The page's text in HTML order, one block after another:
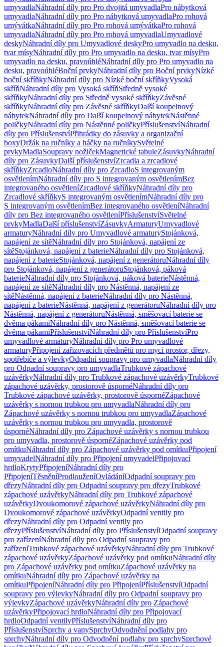
umyvadlaNáhradní díly pro Pro dvojitá umyvadlaPro nábytková
umyvadlaNáhradní díly pro Pro nábytková umyvadlaPro rohová
umývátkaNáhradní díly pro Pro rohová umývátkaPro rohová
umyvadlaNáhradní díly pro Pro rohová umyvadlaUmyvadlové
deskyNáhradní díly pro Umyvadlové deskyPro umyvadlo na desku,
tvar mísyNáhradní díly pro Pro umyvadlo na desku, tvar mísyPro
umyvadlo na desku, pravoúhléNáhradní díly pro Pro umyvadlo na
desku, pravoúhléBoční prvkyNáhradní díly pro Boční prvkyNízké
boční skříňkyNáhradní díly pro Nízké boční skříňkyVysoká
skříňNáhradní díly pro Vysoká skříňStředně vysoké
skříňkyNáhradní díly pro Středně vysoké skříňkyZávěsné
skříňkyNáhradní díly pro Závěsné skříňkyDalší koupelnový
nábytekNáhradní díly pro Další koupelnový nábytekNástěnné
poličkyNáhradní díly pro Nástěnné poličkyPříslušenstvíNáhradní
díly pro PříslušenstvíPřihrádky do zásuvky a organizační
boxyDržák na ručníky a háčky na ručníkySvětelné
prvkyMadlaSoupravy nožičekMagnetické tabuleZásuvkyNáhradní
díly pro ZásuvkyDalší příslušenstvíZrcadla a zrcadlové
skříňkyZrcadloNáhradní díly pro ZrcadloS integrovaným
osvětlenímNáhradní díly pro S integrovaným osvětlenímBez
integrovaného osvětleníZrcadlové skříňkyNáhradní díly pro
Zrcadlové skříňkyS integrovaným osvětlenímNáhradní díly pro
S integrovaným osvětlenímBez integrovaného osvětleníNáhradní
díly pro Bez integrovaného osvětleníPříslušenstvíSvětelné
prvkyMadlaDalší příslušenstvíZásuvkyArmaturyUmyvadlové
armaturyNáhradní díly pro Umyvadlové armaturyStojánková,
napájení ze sítěNáhradní díly pro Stojánková, napájení ze
sítěStojánková, napájení z baterieNáhradní díly pro Stojánková,
napájení z baterieStojánková, napájení z generátoruNáhradní díly
pro Stojánková, napájení z generátoruStojánková, páková
baterieNáhradní díly pro Stojánková, páková baterieNástěnná,
napájení ze sítěNáhradní díly pro Nástěnná, napájení ze
sítěNástěnná, napájení z baterieNáhradní díly pro Nástěnná,
napájení z baterieNástěnná, napájení z generátoruNáhradní díly pro
Nástěnná, napájení z generátoruNástěnná, směšovací baterie se
dvěma pákamiNáhradní díly pro Nástěnná, směšovací baterie se
dvěma pákamiPříslušenstvíNáhradní díly pro PříslušenstvíPro
umyvadlové armaturyNáhradní díly pro Pro umyvadlové
armaturyPřipojení zařizovacích předmětů pro mycí prostor, dřezy,
spotřebiče a výlevkyOdpadní soupravy pro umyvadlaNáhradní díly
pro Odpadní soupravy pro umyvadlaTrubkové zápachové
uzávěrkyNáhradní díly pro Trubkové zápachové uzávěrkyTrubkové
zápachové uzávěrky, prostorově úspornéNáhradní díly pro
Trubkové zápachové uzávěrky, prostorově úspornéZápachové
uzávěrky s nornou trubkou pro umyvadlaNáhradní díly pro
Zápachové uzávěrky s nornou trubkou pro umyvadlaZápachové
uzávěrky s nornou trubkou pro umyvadla, prostorově
úspornéNáhradní díly pro Zápachové uzávěrky s nornou trubkou
pro umyvadla, prostorově úspornéZápachové uzávěrky pod
omítkuNáhradní díly pro Zápachové uzávěrky pod omítkuPřipojení
umyvadelNáhradní díly pro Připojení umyvadelPřipojovací
hrdloKrytyPřipojeníNáhradní díly pro
PřipojeníTěsněníProdlouženíOvládáníOdpadní soupravy pro
dřezyNáhradní díly pro Odpadní soupravy pro dřezyTrubkové
zápachové uzávěrkyNáhradní díly pro Trubkové zápachové
uzávěrkyDvoukomorové zápachové uzávěrkyNáhradní díly pro
Dvoukomorové zápachové uzávěrkyOdpadní ventily pro
dřezyNáhradní díly pro Odpadní ventily pro
dřezyPříslušenstvíNáhradní díly pro PříslušenstvíOdpadní soupravy
pro zařízeníNáhradní díly pro Odpadní soupravy pro
zařízeníTrubkové zápachové uzávěrkyNáhradní díly pro Trubkové
zápachové uzávěrkyZápachové uzávěrky pod omítkuNáhradní díly
pro Zápachové uzávěrky pod omítkuZápachové uzávěrky na
omítkuNáhradní díly pro Zápachové uzávěrky na
omítkuPřipojeníNáhradní díly pro PřipojeníPříslušenstvíOdpadní
soupravy pro výlevkyNáhradní díly pro Odpadní soupravy pro
výlevkyZápachové uzávěrkyNáhradní díly pro Zápachové
uzávěrkyPřipojovací hrdloNáhradní díly pro Připojovací
hrdloOdpadní ventilyPříslušenstvíNáhradní díly pro
PříslušenstvíSprchy a vanySprchyOdvodnění podlahy pro
sprchyNáhradní díly pro Odvodnění podlahy pro sprchySprchové